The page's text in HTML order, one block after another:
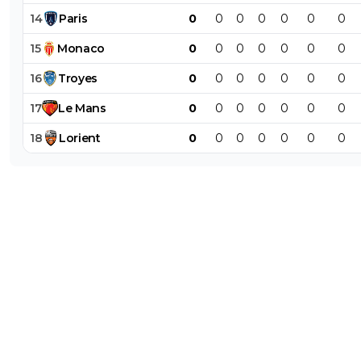
14 Paris 0 0 0 0 0 0 0
15 Monaco 0 0 0 0 0 0 0
16 Troyes 0 0 0 0 0 0 0
17 Le Mans 0 0 0 0 0 0 0
18 Lorient 0 0 0 0 0 0 0